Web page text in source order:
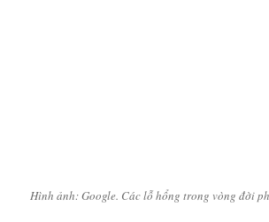
Hình ảnh: Google. Các lỗ hổng trong vòng đời